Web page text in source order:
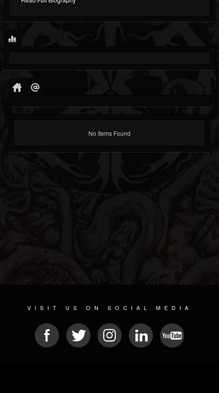
No Items Found
VISIT US ON SOCIAL MEDIA